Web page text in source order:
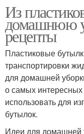
Из
домашнюю
рецепты
Пластиковые
транспортировки
для домашней
о самых
использовать для
бутылок.
Идеи для домашней